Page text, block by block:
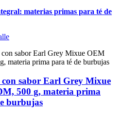
materias primas para té de
con sabor Earl Grey Mixue
500 g, materia prima
burbujas